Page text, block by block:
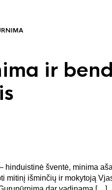
ir
hinduistinė šventė, minima
mitinį išminčių ir mokytoją